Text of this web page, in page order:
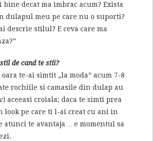
bine decat ma imbrac acum? Exista
dulapul meu pe care nu o suporti?
descrie stilul? E ceva care ma
de cand te stii?
te-ai simtit „la moda” acum 7-8
rochiile si camasile din dulap au
aceeasi croiala; daca te simti prea
pe care ti l-ai creat cu ani in
atunci te avantaja… e momentul sa